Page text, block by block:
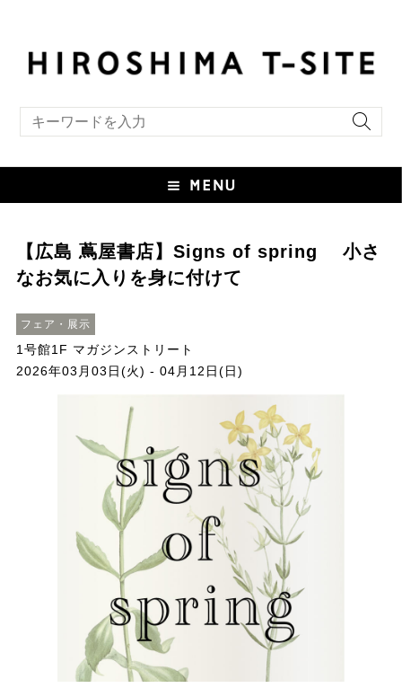
【広島 蔦屋書店】Signs of spring 小さ
なお気に入りを身に付けて
フェア・展示
1号館1F マガジンストリート
2026年03月03日(火) - 04月12日(日)